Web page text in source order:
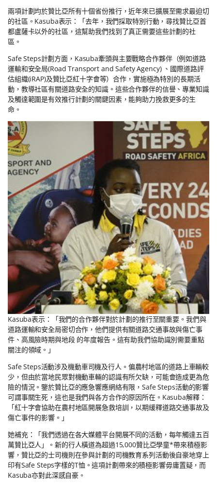
兩項計劃均於贊比亞所有十個省份推行，近年來已擴展至需求最迫切
的社區。Kasuba表示：「去年，我們採取特別行動，尋找贊比亞首
都盧薩卡以外的社區，這幫助我們找到了真正需要這些計劃的社
區。
Safe Steps計劃方面，Kasuba牽頭與主要戰略合作夥伴（例如道路
運輸和安全局(Road Transport and Safety Agency) 、國際道路評
估組織(iRAP)及贊比亞紅十字會等）合作，實施極為特別的長期活
動，教導社區有關道路安全的知識。這些合作夥伴的信譽、專業知識
及觸達範圍是有效推行計劃的關鍵因素，能夠助力挽救更多的生
命。
Kasuba表示：「我們的合作夥伴對於計劃的推行至關重要。我們與
道路運輸和安全局密切合作，他們提供有關道路交通事故與傷亡事
件、高風險時期與地段 的年度報告。這有助我們協助識別需要重點
關注的領域。」
Safe Steps活動涉及機動車司機及行人。偏農村地區的道路上車輛較
少，但由於當地民眾對機動車輛的認識有所欠缺，可能會造成更為危
險的情況。鑒於贊比亞的應急響應網絡有限，Safe Steps活動的影響
可謂事關生死，這也是我們與各方合作的原因所在。Kasuba解釋：
「紅十字會協助在農村地區開展急救培訓，以期緩釋道路交通事故及
傷亡事件的影響。」
她補充：「我們透過在各大媒體平台開展不同的活動，每年觸達五百
萬贊比亞人」。新的行人橫道為超過15,000贊比亞學童*帶來積極影
響，贊比亞的士司機則在參與計劃的司機教育系列活動後自豪地穿上
印有Safe Steps字樣的T恤。這項計劃帶來的積極影響毋庸置疑，而
Kasuba亦對此深感自豪。